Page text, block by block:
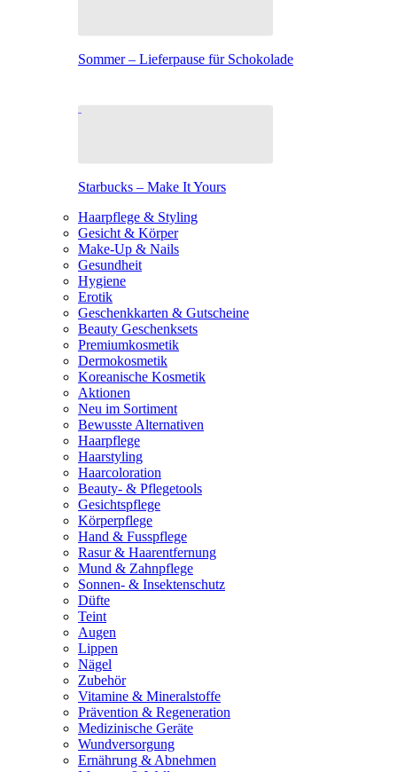
Sommer – Lieferpause für Schokolade
Starbucks – Make It Yours
Haarpflege & Styling
Gesicht & Körper
Make-Up & Nails
Gesundheit
Hygiene
Erotik
Geschenkkarten & Gutscheine
Beauty Geschenksets
Premiumkosmetik
Dermokosmetik
Koreanische Kosmetik
Aktionen
Neu im Sortiment
Bewusste Alternativen
Haarpflege
Haarstyling
Haarcoloration
Beauty- & Pflegetools
Gesichtspflege
Körperpflege
Hand & Fusspflege
Rasur & Haarentfernung
Mund & Zahnpflege
Sonnen- & Insektenschutz
Düfte
Teint
Augen
Lippen
Nägel
Zubehör
Vitamine & Mineralstoffe
Prävention & Regeneration
Medizinische Geräte
Wundversorgung
Ernährung & Abnehmen